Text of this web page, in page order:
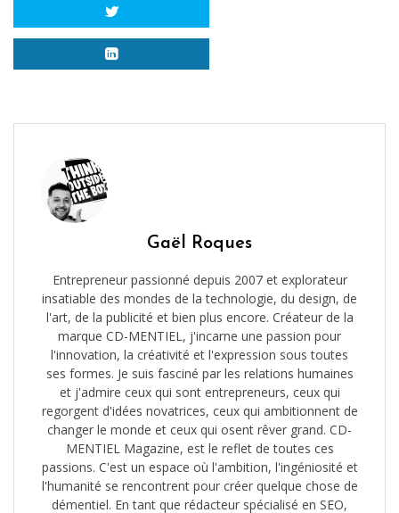
Gaël Roques
Entrepreneur passionné depuis 2007 et explorateur
insatiable des mondes de la technologie, du design, de
l'art, de la publicité et bien plus encore. Créateur de la
marque CD-MENTIEL, j'incarne une passion pour
l'innovation, la créativité et l'expression sous toutes
ses formes. Je suis fasciné par les relations humaines
et j'admire ceux qui sont entrepreneurs, ceux qui
regorgent d'idées novatrices, ceux qui ambitionnent de
changer le monde et ceux qui osent rêver grand. CD-
MENTIEL Magazine, est le reflet de toutes ces
passions. C'est un espace où l'ambition, l'ingéniosité et
l'humanité se rencontrent pour créer quelque chose de
démentiel. En tant que rédacteur spécialisé en SEO,